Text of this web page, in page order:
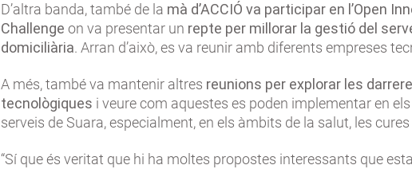
D’altra banda, també de la mà d’ACCIÓ va participar en l’Open
Challenge on va presentar un repte per millorar la gestió del
domiciliària. Arran d’això, es va reunir amb diferents empreses
A més, també va mantenir altres reunions per explorar les
tecnològiques i veure com aquestes es poden implementar en
serveis de Suara, especialment, en els àmbits de la salut, les cures
“Sí que és veritat que hi ha moltes propostes interessants que